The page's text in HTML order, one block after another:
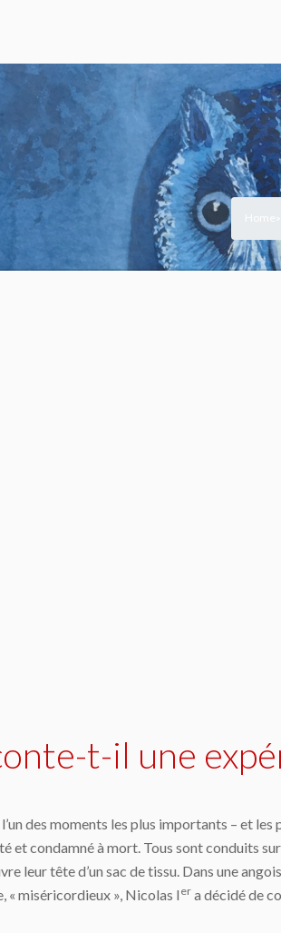
t-il une
des moments les plus importants – et
et condamné à mort. Tous sont conduits
leur tête d’un sac de tissu. Dans une
« miséricordieux », Nicolas I er a décidé de